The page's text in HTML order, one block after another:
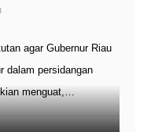
agar Gubernur Riau
dalam persidangan
kian menguat,…